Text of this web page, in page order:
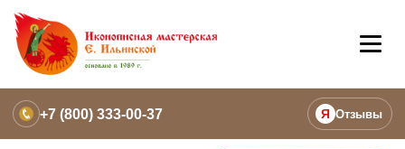
+7 (800) 333-00-37 Я Отзывы